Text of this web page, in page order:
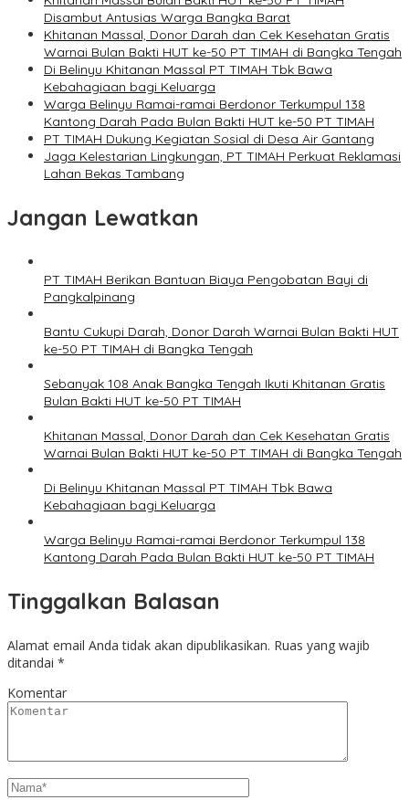
Disambut Antusias Warga Bangka Barat
Khitanan Massal, Donor Darah dan Cek Kesehatan Gratis
Warnai Bulan Bakti HUT ke-50 PT TIMAH di Bangka Tengah
Di Belinyu Khitanan Massal PT TIMAH Tbk Bawa
Kebahagiaan bagi Keluarga
Warga Belinyu Ramai-ramai Berdonor Terkumpul 138
Kantong Darah Pada Bulan Bakti HUT ke-50 PT TIMAH
PT TIMAH Dukung Kegiatan Sosial di Desa Air Gantang
Jaga Kelestarian Lingkungan, PT TIMAH Perkuat Reklamasi
Lahan Bekas Tambang
Jangan Lewatkan
PT TIMAH Berikan Bantuan Biaya Pengobatan Bayi di
Pangkalpinang
Bantu Cukupi Darah, Donor Darah Warnai Bulan Bakti HUT
ke-50 PT TIMAH di Bangka Tengah
Sebanyak 108 Anak Bangka Tengah Ikuti Khitanan Gratis
Bulan Bakti HUT ke-50 PT TIMAH
Khitanan Massal, Donor Darah dan Cek Kesehatan Gratis
Warnai Bulan Bakti HUT ke-50 PT TIMAH di Bangka Tengah
Di Belinyu Khitanan Massal PT TIMAH Tbk Bawa
Kebahagiaan bagi Keluarga
Warga Belinyu Ramai-ramai Berdonor Terkumpul 138
Kantong Darah Pada Bulan Bakti HUT ke-50 PT TIMAH
Tinggalkan Balasan
Alamat email Anda tidak akan dipublikasikan. Ruas yang wajib
ditandai *
Komentar